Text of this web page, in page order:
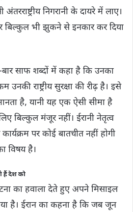
निगरानी के दायरे में लाए।
बिल्कुल भी झुकने से इनकार कर दिया
बार साफ शब्दों में कहा है कि उनका
उनकी राष्ट्रीय सुरक्षा की रीढ़ है। इसे
है, यानी यह एक ऐसी सीमा है
बिल्कुल मंजूर नहीं। ईरानी नेतृत्व
पर कोई बातचीत नहीं होगी
विषय है।
हैं देश को
का हवाला देते हुए अपने मिसाइल
है। ईरान का कहना है कि जब जून